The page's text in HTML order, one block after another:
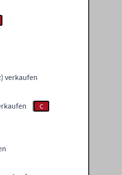
verkaufen
C